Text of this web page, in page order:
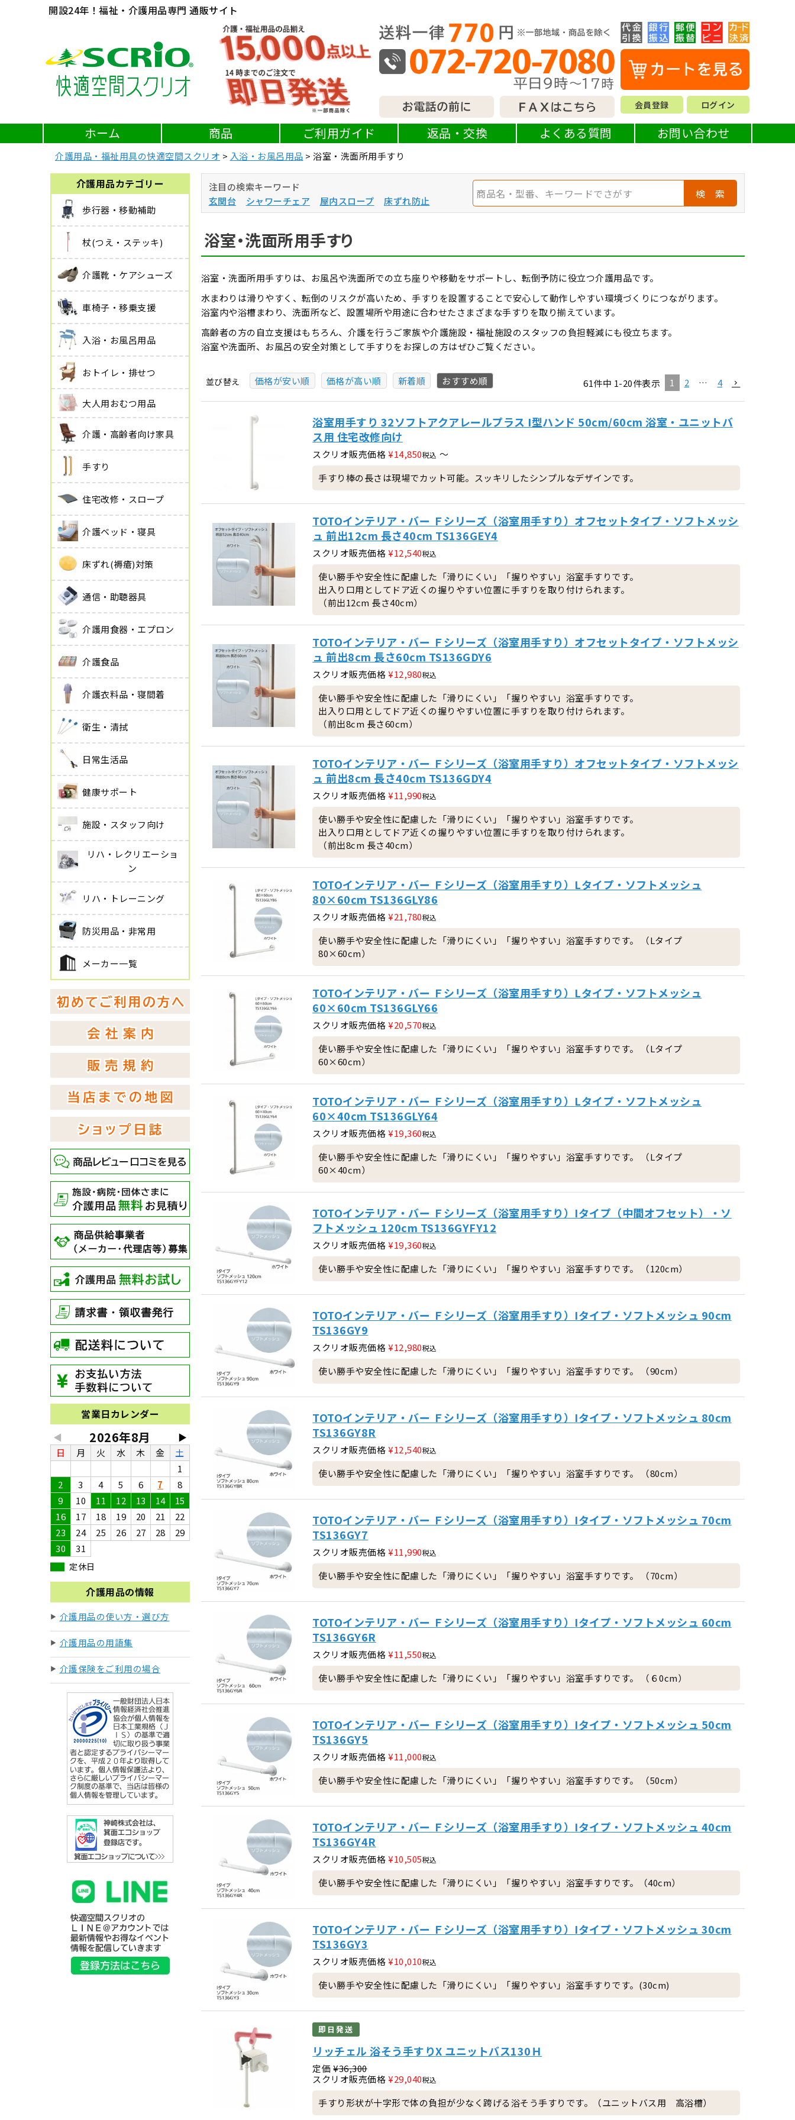
開設24年！福祉・介護用品専門 通販サイト
会員登録 ログイン
ホーム 商品 ご利用ガイド 返品・交換 よくある質問 お問い合わせ
介護用品・福祉用具の快適空間スクリオ 入浴・お風呂用品 浴室・洗面所用手すり
介護用品カテゴリー
歩行器・移動補助
杖(つえ・ステッキ)
介護靴・ケアシューズ
車椅子・移乗支援
入浴・お風呂用品
おトイレ・排せつ
大人用おむつ用品
介護・高齢者向け家具
手すり
住宅改修・スロープ
介護ベッド・寝具
床ずれ(褥瘡)対策
通信・助聴器具
介護用食器・エプロン
介護食品
介護衣料品・寝間着
衛生・清拭
日常生活品
健康サポート
施設・スタッフ向け
リハ・レクリエーショ
ン
リハ・トレーニング
防災用品・非常用
メーカー一覧
営業日カレンダー
◀ ▶
2026年8月
日 月 火 水 木 金
土
1
2
3 4 5 6 7
8
9
10 11 12 13 14
15
16
17 18 19 20 21
22
23
24 25 26 27 28
29
30
31
定休日
介護用品の情報
介護用品の使い方・選び方
介護用品の用語集
介護保険をご利用の場合
注目の検索キーワード
玄関台
シャワーチェア 屋内スロープ 床ずれ防止
検 索
浴室・洗面所用手すり
浴室・洗面所用手すりは、お風呂や洗面所での立ち座りや移動をサポートし、転倒予防に役立つ介護用品です。
水まわりは滑りやすく、転倒のリスクが高いため、手すりを設置することで安心して動作しやすい環境づくりにつながります。
浴室内や浴槽まわり、洗面所など、設置場所や用途に合わせたさまざまな手すりを取り揃えています。
高齢者の方の自立支援はもちろん、介護を行うご家族や介護施設・福祉施設のスタッフの負担軽減にも役立ちます。
浴室や洗面所、お風呂の安全対策として手すりをお探しの方はぜひご覧ください。
並び替え 価格が安い順 価格が高い順 新着順 おすすめ順 61件中 1-20件表示 1 2 … 4
浴室用手すり 32ソフトアクアレールプラス I型ハンド 50cm/60cm 浴室・ユニットバ
ス用 住宅改修向け
スクリオ販売価格 ¥14,850税込 〜
手すり棒の長さは現場でカット可能。スッキリしたシンプルなデザインです。
TOTOインテリア・バー Ｆシリーズ（浴室用手すり）オフセットタイプ・ソフトメッシ
ュ 前出12cm 長さ40cm TS136GEY4
スクリオ販売価格 ¥12,540税込
使い勝手や安全性に配慮した「滑りにくい」「握りやすい」浴室手すりです。
出入り口用としてドア近くの握りやすい位置に手すりを取り付けられます。
（前出12cm 長さ40cm）
TOTOインテリア・バー Ｆシリーズ（浴室用手すり）オフセットタイプ・ソフトメッシ
ュ 前出8cm 長さ60cm TS136GDY6
スクリオ販売価格 ¥12,980税込
使い勝手や安全性に配慮した「滑りにくい」「握りやすい」浴室手すりです。
出入り口用としてドア近くの握りやすい位置に手すりを取り付けられます。
（前出8cm 長さ60cm）
TOTOインテリア・バー Ｆシリーズ（浴室用手すり）オフセットタイプ・ソフトメッシ
ュ 前出8cm 長さ40cm TS136GDY4
スクリオ販売価格 ¥11,990税込
使い勝手や安全性に配慮した「滑りにくい」「握りやすい」浴室手すりです。
出入り口用としてドア近くの握りやすい位置に手すりを取り付けられます。
（前出8cm 長さ40cm）
TOTOインテリア・バー Ｆシリーズ（浴室用手すり）Lタイプ・ソフトメッシュ
80×60cm TS136GLY86
スクリオ販売価格 ¥21,780税込
使い勝手や安全性に配慮した「滑りにくい」「握りやすい」浴室手すりです。 （Lタイプ
80×60cm）
TOTOインテリア・バー Ｆシリーズ（浴室用手すり）Lタイプ・ソフトメッシュ
60×60cm TS136GLY66
スクリオ販売価格 ¥20,570税込
使い勝手や安全性に配慮した「滑りにくい」「握りやすい」浴室手すりです。 （Lタイプ
60×60cm）
TOTOインテリア・バー Ｆシリーズ（浴室用手すり）Lタイプ・ソフトメッシュ
60×40cm TS136GLY64
スクリオ販売価格 ¥19,360税込
使い勝手や安全性に配慮した「滑りにくい」「握りやすい」浴室手すりです。 （Lタイプ
60×40cm）
TOTOインテリア・バー Ｆシリーズ（浴室用手すり）Iタイプ（中間オフセット）・ソ
フトメッシュ 120cm TS136GYFY12
スクリオ販売価格 ¥19,360税込
使い勝手や安全性に配慮した「滑りにくい」「握りやすい」浴室手すりです。 （120cm）
TOTOインテリア・バー Ｆシリーズ（浴室用手すり）Iタイプ・ソフトメッシュ 90cm
TS136GY9
スクリオ販売価格 ¥12,980税込
使い勝手や安全性に配慮した「滑りにくい」「握りやすい」浴室手すりです。 （90cm）
TOTOインテリア・バー Ｆシリーズ（浴室用手すり）Iタイプ・ソフトメッシュ 80cm
TS136GY8R
スクリオ販売価格 ¥12,540税込
使い勝手や安全性に配慮した「滑りにくい」「握りやすい」浴室手すりです。 （80cm）
TOTOインテリア・バー Ｆシリーズ（浴室用手すり）Iタイプ・ソフトメッシュ 70cm
TS136GY7
スクリオ販売価格 ¥11,990税込
使い勝手や安全性に配慮した「滑りにくい」「握りやすい」浴室手すりです。 （70cm）
TOTOインテリア・バー Ｆシリーズ（浴室用手すり）Iタイプ・ソフトメッシュ 60cm
TS136GY6R
スクリオ販売価格 ¥11,550税込
使い勝手や安全性に配慮した「滑りにくい」「握りやすい」浴室手すりです。 （６0cm）
TOTOインテリア・バー Ｆシリーズ（浴室用手すり）Iタイプ・ソフトメッシュ 50cm
TS136GY5
スクリオ販売価格 ¥11,000税込
使い勝手や安全性に配慮した「滑りにくい」「握りやすい」浴室手すりです。 （50cm）
TOTOインテリア・バー Ｆシリーズ（浴室用手すり）Iタイプ・ソフトメッシュ 40cm
TS136GY4R
スクリオ販売価格 ¥10,505税込
使い勝手や安全性に配慮した「滑りにくい」「握りやすい」浴室手すりです。（40cm）
TOTOインテリア・バー Ｆシリーズ（浴室用手すり）Iタイプ・ソフトメッシュ 30cm
TS136GY3
スクリオ販売価格 ¥10,010税込
使い勝手や安全性に配慮した「滑りにくい」「握りやすい」浴室手すりです。(30cm)
即日発送
リッチェル 浴そう手すりX ユニットバス130Ｈ
定価 ¥36,300
スクリオ販売価格 ¥29,040税込
手すり形状が十字形で体の負担が少なく跨げる浴そう手すりです。（ユニットバス用 高浴槽）